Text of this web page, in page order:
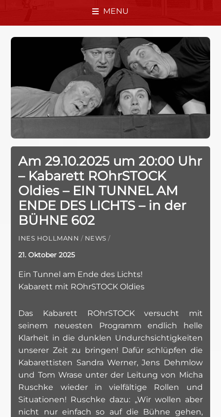
MENU
Am 29.10.2025 um 20:00 Uhr
– Kabarett ROhrSTOCK
Oldies – EIN TUNNEL AM
ENDE DES LICHTS – in der
BÜHNE 602
INES HOLLMANN / NEWS /
21. Oktober 2025
Ein Tunnel am Ende des Lichts!
Kabarett mit ROhrSTOCK Oldies
Das Kabarett ROhrSTOCK versucht mit
seinem neuesten Programm endlich helle
Klarheit in die dunklen Undurchsichtigkeiten
unserer Zeit zu bringen! Dafür schlüpfen die
Kabarettisten Sandra Werner, Jens Dehmlow
und Tom Wrase unter der Leitung von Micha
Ruschke wieder in vielfältige Rollen und
Situationen! Ruschke dazu: „Wir wollen aber
nicht nur einfach so auf die Bühne gehen,